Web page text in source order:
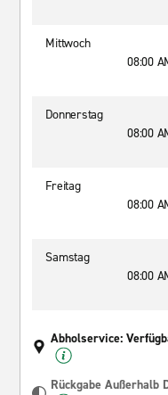
Mittwoch
08:00
Donnerstag
08:00
Freitag
08:00
Samstag
08:00
Abholservice:
Rückgabe Außerhalb